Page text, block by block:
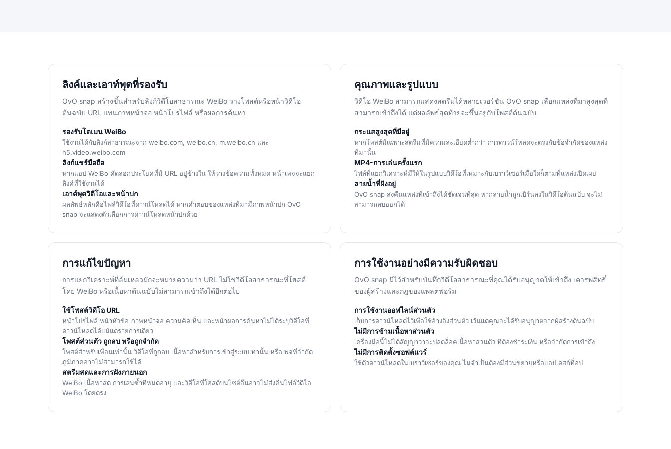
ลิงค์และเอาท์พุตที่รองรับ
OvO snap สร้างขึ้นสำหรับลิงก์วิดีโอสาธารณะ WeiBo วางโพสต์หรือหน้าวิดีโอ
ต้นฉบับ URL แทนภาพหน้าจอ หน้าโปรไฟล์ หรือผลการค้นหา
รองรับโดเมน WeiBo
ใช้งานได้กับลิงก์สาธารณะจาก weibo.com, weibo.cn, m.weibo.cn และ
h5.video.weibo.com
ลิงก์แชร์มือถือ
หากแอป WeiBo คัดลอกประโยคที่มี URL อยู่ข้างใน ให้วางข้อความทั้งหมด หน้าเพจจะแยก
ลิงค์ที่ใช้งานได้
เอาต์พุตวิดีโอและหน้าปก
ผลลัพธ์หลักคือไฟล์วิดีโอที่ดาวน์โหลดได้ หากคำตอบของแหล่งที่มามีภาพหน้าปก OvO
snap จะแสดงตัวเลือกการดาวน์โหลดหน้าปกด้วย
คุณภาพและรูปแบบ
วิดีโอ WeiBo สามารถแสดงสตรีมได้หลายเวอร์ชัน OvO snap เลือกแหล่งที่มาสูงสุดที่
สามารถเข้าถึงได้ แต่ผลลัพธ์สุดท้ายจะขึ้นอยู่กับโพสต์ต้นฉบับ
กระแสสูงสุดที่มีอยู่
หากโพสต์มีเฉพาะสตรีมที่มีความละเอียดต่ำกว่า การดาวน์โหลดจะตรงกับข้อจำกัดของแหล่ง
ที่มานั้น
MP4-การเล่นครั้งแรก
ไฟล์ที่แยกวิเคราะห์มีให้ในรูปแบบวิดีโอที่เหมาะกับเบราว์เซอร์เมื่อใดก็ตามที่แหล่งเปิดเผย
ลายน้ำที่ฝังอยู่
OvO snap ส่งคืนแหล่งที่เข้าถึงได้ชัดเจนที่สุด หากลายน้ำถูกเบิร์นลงในวิดีโอต้นฉบับ จะไม่
สามารถลบออกได้
การแก้ไขปัญหา
การแยกวิเคราะห์ที่ล้มเหลวมักจะหมายความว่า URL ไม่ใช่วิดีโอสาธารณะที่โฮสต์
โดย WeiBo หรือเนื้อหาต้นฉบับไม่สามารถเข้าถึงได้อีกต่อไป
ใช้โพสต์วิดีโอ URL
หน้าโปรไฟล์ หน้าหัวข้อ ภาพหน้าจอ ความคิดเห็น และหน้าผลการค้นหาไม่ได้ระบุวิดีโอที่
ดาวน์โหลดได้แม้แต่รายการเดียว
โพสต์ส่วนตัว ถูกลบ หรือถูกจำกัด
โพสต์สำหรับเพื่อนเท่านั้น วิดีโอที่ถูกลบ เนื้อหาสำหรับการเข้าสู่ระบบเท่านั้น หรือเพจที่จำกัด
ภูมิภาคอาจไม่สามารถใช้ได้
สตรีมสดและการฝังภายนอก
WeiBo เนื้อหาสด การเล่นซ้ำที่หมดอายุ และวิดีโอที่โฮสต์บนไซต์อื่นอาจไม่ส่งคืนไฟล์วิดีโอ
WeiBo โดยตรง
การใช้งานอย่างมีความรับผิดชอบ
OvO snap มีไว้สำหรับบันทึกวิดีโอสาธารณะที่คุณได้รับอนุญาตให้เข้าถึง เคารพสิทธิ์
ของผู้สร้างและกฎของแพลตฟอร์ม
การใช้งานออฟไลน์ส่วนตัว
เก็บการดาวน์โหลดไว้เพื่อใช้อ้างอิงส่วนตัว เว้นแต่คุณจะได้รับอนุญาตจากผู้สร้างต้นฉบับ
ไม่มีการข้ามเนื้อหาส่วนตัว
เครื่องมือนี้ไม่ได้สัญญาว่าจะปลดล็อคเนื้อหาส่วนตัว ที่ต้องชำระเงิน หรือจำกัดการเข้าถึง
ไม่มีการติดตั้งซอฟต์แวร์
ใช้ตัวดาวน์โหลดในเบราว์เซอร์ของคุณ ไม่จำเป็นต้องมีส่วนขยายหรือแอปเดสก์ท็อป